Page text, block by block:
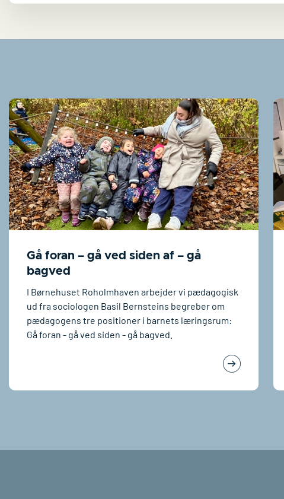
Gå foran – gå ved siden af – gå
bagved
I Børnehuset Roholmhaven arbejder vi pædagogisk
ud fra sociologen Basil Bernsteins begreber om
pædagogens tre positioner i barnets læringsrum:
Gå foran - gå ved siden - gå bagved.